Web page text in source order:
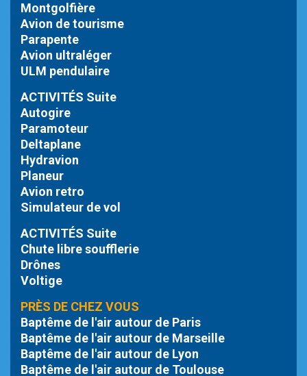
Montgolfière
Avion de tourisme
Parapente
Avion ultraléger
ULM pendulaire
ACTIVITÉS Suite
Autogire
Paramoteur
Deltaplane
Hydravion
Planeur
Avion retro
Simulateur de vol
ACTIVITÉS Suite
Chute libresoufflerie
Drônes
Voltige
PRÈS DE CHEZ VOUS
Baptême de l'air autour de Paris
Baptême de l'air autour de Marseille
Baptême de l'air autour de Lyon
Baptême de l'air autour de Toulouse